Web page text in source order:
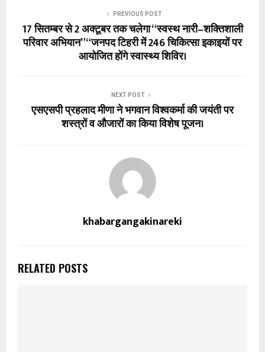
PREVIOUS POST
17 सितम्बर से 2 अक्टूबर तक चलेगा “स्वस्थ नारी–शक्तिशाली
परिवार अभियान” “जनपद टिहरी में 246 चिकित्सा इकाइयों पर
आयोजित होंगे स्वास्थ्य शिविर।
NEXT POST
एसएसपी प्रहलाद मीणा ने भगवान विश्वकर्मा की जयंती पर
शस्त्रों व औजारों का किया विशेष पूजन।
khabargangakinareki
RELATED POSTS